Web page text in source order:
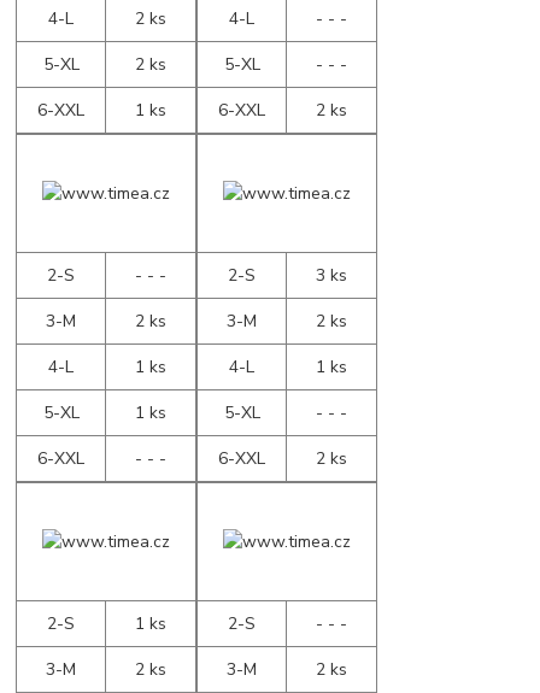
4-L
2 ks
5-XL
2 ks
6-XXL
1 ks
4-L
- - -
5-XL
- - -
6-XXL
2 ks
2-S
- - -
3-M
2 ks
4-L
1 ks
5-XL
1 ks
6-XXL
- - -
2-S
3 ks
3-M
2 ks
4-L
1 ks
5-XL
- - -
6-XXL
2 ks
2-S
1 ks
3-M
2 ks
2-S
- - -
3-M
2 ks